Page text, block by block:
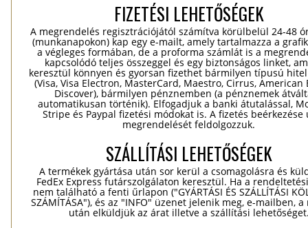
FIZETÉSI LEHETŐSÉGEK
A megrendelés regisztrációjától számítva körülbelül 24-48
(munkanapokon) kap egy e-mailt, amely tartalmazza a
a végleges formában, de a proforma számlát is a
kapcsolódó teljes összeggel és egy biztonságos linket,
keresztül könnyen és gyorsan fizethet bármilyen típusú
(Visa, Visa Electron, MasterCard, Maestro, Cirrus, American
Discover), bármilyen pénznemben (a pénznemek
automatikusan történik). Elfogadjuk a banki átutalással,
Stripe és Paypal fizetési módokat is. A fizetés beérkezése
megrendelését feldolgozzuk.
SZÁLLÍTÁSI LEHETŐSÉGEK
A termékek gyártása után sor kerül a csomagolásra és
FedEx Express futárszolgálaton keresztül. Ha a
nem található a fenti űrlapon ("GYÁRTÁSI ÉS SZÁLLÍTÁSI
SZÁMÍTÁSA"), és az "INFO" üzenet jelenik meg, e-mailben,
után elküldjük az árat illetve a szállítási